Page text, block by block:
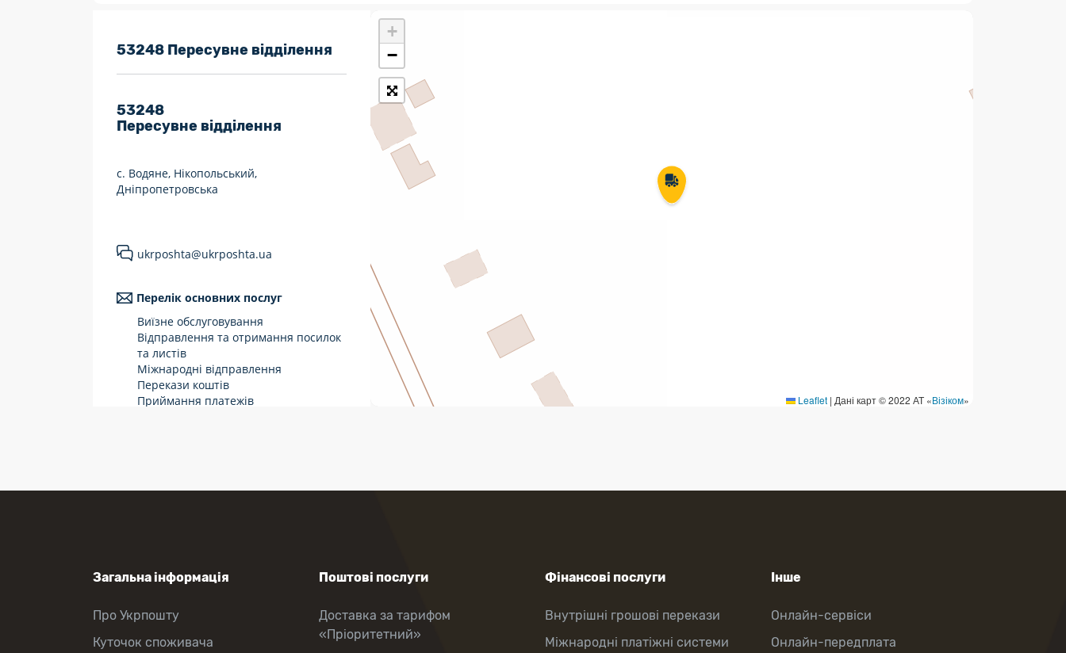
7 днів на тиждень
Працюють після 19:00
Працюють у вихідні
Укрпошта Експрес/тариф
«Пріоритетний»
Доставка за межі України
53248 Пересувне відділення
53248
Пересувне відділення
с. Водяне, Нікопольський,
Дніпропетровська
ukrposhta@ukrposhta.ua
Перелік основних послуг
Виїзне обслуговування
Відправлення та отримання посилок
та листів
Міжнародні відправлення
Перекази коштів
Приймання платежів
+
−
Leaflet | Дані карт © 2022 АТ «Візіком»
Загальна інформація
Про Укрпошту
Куточок споживача
Поштові послуги
Доставка за тарифом
«Пріоритетний»
Фінансові послуги
Внутрішні грошові перекази
Міжнародні платіжні системи
Інше
Онлайн-сервіси
Онлайн-передплата